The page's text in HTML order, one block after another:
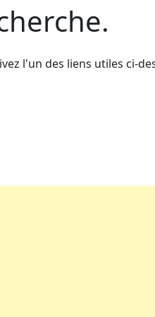
l'un des liens utiles ci-